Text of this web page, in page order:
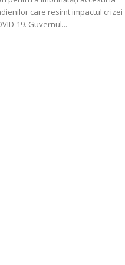
care resimt impactul crizei
19. Guvernul...